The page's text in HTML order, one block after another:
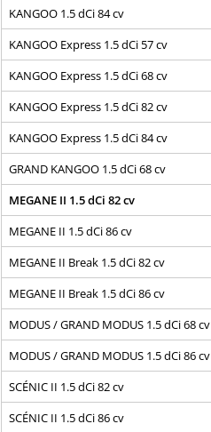
KANGOO 1.5 dCi 84 cv
KANGOO Express 1.5 dCi 57 cv
KANGOO Express 1.5 dCi 68 cv
KANGOO Express 1.5 dCi 82 cv
KANGOO Express 1.5 dCi 84 cv
GRAND KANGOO 1.5 dCi 68 cv
MEGANE II 1.5 dCi 82 cv
MEGANE II 1.5 dCi 86 cv
MEGANE II Break 1.5 dCi 82 cv
MEGANE II Break 1.5 dCi 86 cv
MODUS / GRAND MODUS 1.5 dCi 68 cv
MODUS / GRAND MODUS 1.5 dCi 86 cv
SCÉNIC II 1.5 dCi 82 cv
SCÉNIC II 1.5 dCi 86 cv